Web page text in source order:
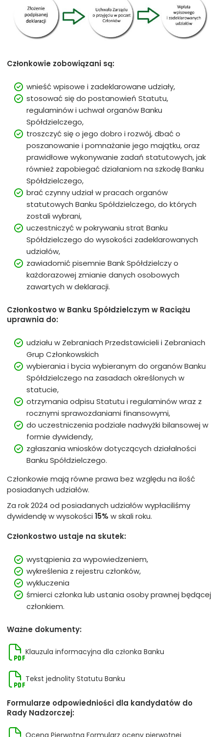
Członkowie zobowiązani są:
wnieść wpisowe i zadeklarowane udziały,
stosować się do postanowień Statutu,
regulaminów i uchwał organów Banku
Spółdzielczego,
troszczyć się o jego dobro i rozwój, dbać o
poszanowanie i pomnażanie jego majątku, oraz
prawidłowe wykonywanie zadań statutowych, jak
również zapobiegać działaniom na szkodę Banku
Spółdzielczego,
brać czynny udział w pracach organów
statutowych Banku Spółdzielczego, do których
zostali wybrani,
uczestniczyć w pokrywaniu strat Banku
Spółdzielczego do wysokości zadeklarowanych
udziałów,
zawiadomić pisemnie Bank Spółdzielczy o
każdorazowej zmianie danych osobowych
zawartych w deklaracji.
Członkostwo w Banku Spółdzielczym w Raciążu
uprawnia do:
udziału w Zebraniach Przedstawicieli i Zebraniach
Grup Członkowskich
wybierania i bycia wybieranym do organów Banku
Spółdzielczego na zasadach określonych w
statucie,
otrzymania odpisu Statutu i regulaminów wraz z
rocznymi sprawozdaniami finansowymi,
do uczestniczenia podziale nadwyżki bilansowej w
formie dywidendy,
zgłaszania wniosków dotyczących działalności
Banku Spółdzielczego.
Członkowie mają równe prawa bez względu na ilość
posiadanych udziałów.
Za rok 2024 od posiadanych udziałów wypłaciliśmy
dywidendę w wysokości15% w skali roku.
Członkostwo ustaje na skutek:
wystąpienia za wypowiedzeniem,
wykreślenia z rejestru członków,
wykluczenia
śmierci członka lub ustania osoby prawnej będącej
członkiem.
Ważne dokumenty:
Klauzula informacyjna dla członka Banku
Tekst jednolity Statutu Banku
Formularze odpowiedniości dla kandydatów do
Rady Nadzorczej:
Ocena Pierwotna Formularz oceny pierwotnej